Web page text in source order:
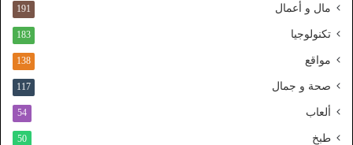
ا
م
و
د
مال و أعمال 191
تكنولوجيا 183
مواقع 138
صحة و جمال 117
ألعاب 54
طبخ 50